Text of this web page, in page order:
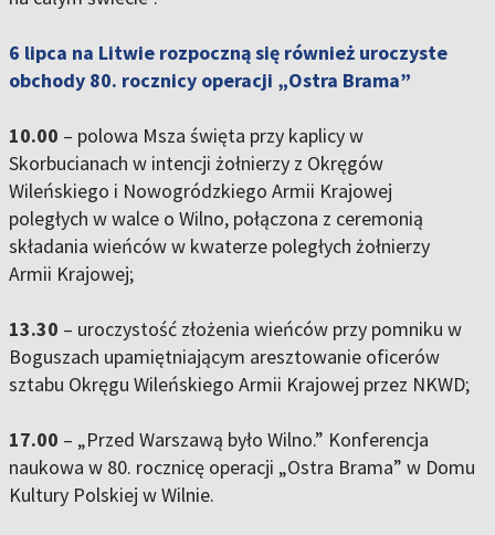
6 lipca na Litwie rozpoczną się również uroczyste
obchody 80. rocznicy operacji „Ostra Brama”
10.00 – polowa Msza święta przy kaplicy w
Skorbucianach w intencji żołnierzy z Okręgów
Wileńskiego i Nowogródzkiego Armii Krajowej
poległych w walce o Wilno, połączona z ceremonią
składania wieńców w kwaterze poległych żołnierzy
Armii Krajowej;
13.30 – uroczystość złożenia wieńców przy pomniku w
Boguszach upamiętniającym aresztowanie oficerów
sztabu Okręgu Wileńskiego Armii Krajowej przez NKWD;
17.00 – „Przed Warszawą było Wilno.” Konferencja
naukowa w 80. rocznicę operacji „Ostra Brama” w Domu
Kultury Polskiej w Wilnie.